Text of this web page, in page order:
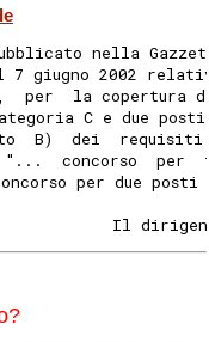
nella
giugno 2002
la copertura
C e due
B)  dei
concorso  per
per due
Il